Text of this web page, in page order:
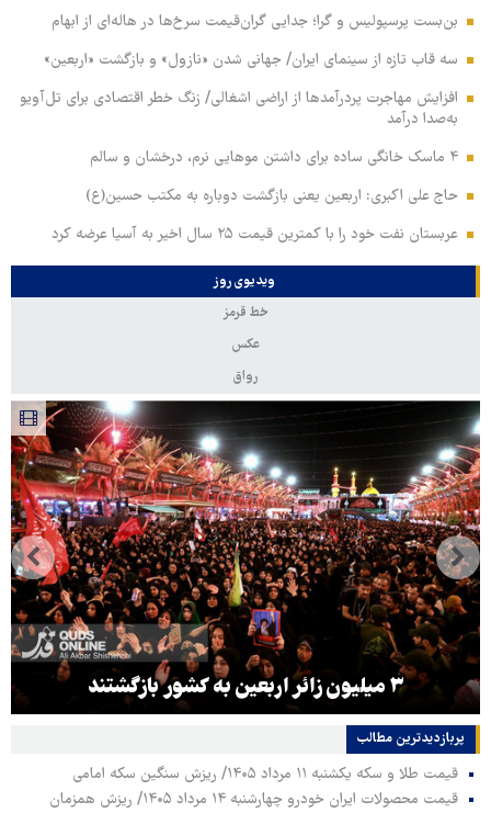
بن‌بست پرسپولیس و گرا؛ جدایی گران‌قیمت سرخ‌ها در هاله‌ای از ابهام
سه قاب تازه از سینمای ایران/ جهانی شدن «نازول» و بازگشت «اربعین»
افزایش مهاجرت پردرآمدها از اراضی اشغالی/ زنگ خطر اقتصادی برای تل‌آویو
به‌صدا درآمد
۴ ماسک خانگی ساده برای داشتن موهایی نرم، درخشان و سالم
حاج علی اکبری: اربعین یعنی بازگشت دوباره به مکتب حسین(ع)
عربستان نفت خود را با کمترین قیمت ۲۵ سال اخیر به آسیا عرضه کرد
ویدیوی روز
خط قرمز
عکس
رواق
۳ میلیون زائر اربعین به کشور بازگشتند
پربازدیدترین‌ مطالب
قیمت طلا و سکه یکشنبه ۱۱ مرداد ۱۴۰۵/ ریزش سنگین سکه امامی
قیمت محصولات ایران خودرو چهارشنبه ۱۴ مرداد ۱۴۰۵/ ریزش همزمان